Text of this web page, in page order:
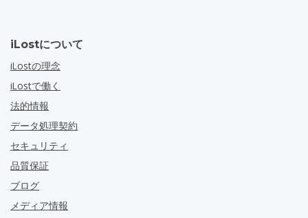
iLostについて
iLostの理念
iLostで働く
法的情報
データ処理契約
セキュリティ
品質保証
ブログ
メディア情報